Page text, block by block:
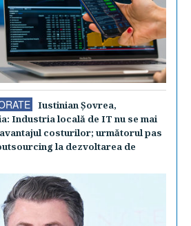
Iustinian Şovrea,
Industria locală de IT nu se mai
costurilor; următorul pas
la dezvoltarea de